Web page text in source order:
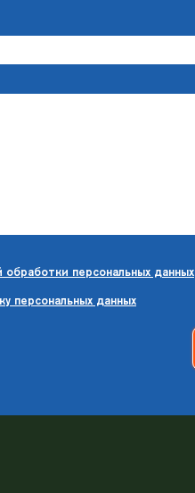
обработки персональных данных
персональных данных